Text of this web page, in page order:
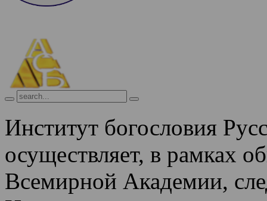
Институт богословия
осуществляет, в рамках
Всемирной Академии,